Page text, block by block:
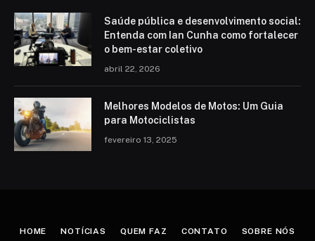
Saúde pública e desenvolvimento social:
Entenda com Ian Cunha como fortalecer
o bem-estar coletivo
abril 22, 2026
Melhores Modelos de Motos: Um Guia
para Motociclistas
fevereiro 13, 2025
HOME NOTÍCIAS QUEM FAZ CONTATO SOBRE NÓS